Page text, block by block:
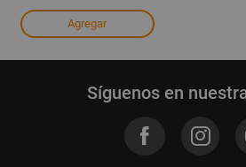
Agregar
Síguenos en